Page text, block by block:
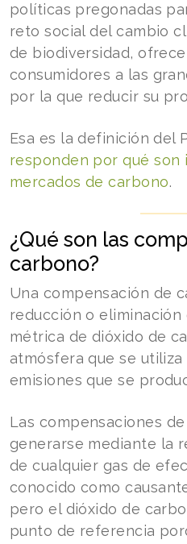
políticas pregonadas
reto social del cambio
de biodiversidad,
consumidores a las
por la que reducir su
Esa es la definición del
responden por qué son
mercados de carbono.
¿Qué son las
carbono?
Una compensación de
reducción o eliminación
métrica de dióxido de
atmósfera que se
emisiones que se
Las compensaciones
generarse mediante la
de cualquier gas de
conocido como
pero el dióxido de
punto de referencia